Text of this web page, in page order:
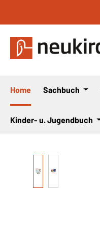
Home Sachbuch
Kinder- u. Jugendbuch